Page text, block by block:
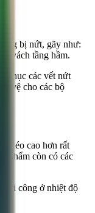
bị nứt, gãy như:
vách tầng hầm.
phục các vết nứt
vệ cho các bộ
kéo cao hơn rất
phẩm còn có các
thi công ở nhiệt độ